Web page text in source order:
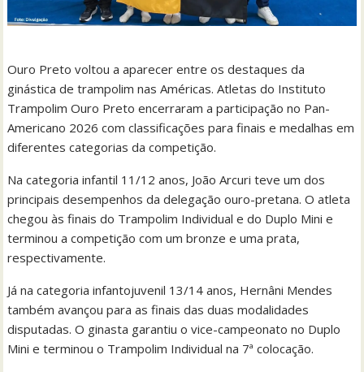
Ouro Preto voltou a aparecer entre os destaques da
ginástica de trampolim nas Américas. Atletas do Instituto
Trampolim Ouro Preto encerraram a participação no Pan-
Americano 2026 com classificações para finais e medalhas em
diferentes categorias da competição.
Na categoria infantil 11/12 anos, João Arcuri teve um dos
principais desempenhos da delegação ouro-pretana. O atleta
chegou às finais do Trampolim Individual e do Duplo Mini e
terminou a competição com um bronze e uma prata,
respectivamente.
Já na categoria infantojuvenil 13/14 anos, Hernâni Mendes
também avançou para as finais das duas modalidades
disputadas. O ginasta garantiu o vice-campeonato no Duplo
Mini e terminou o Trampolim Individual na 7ª colocação.